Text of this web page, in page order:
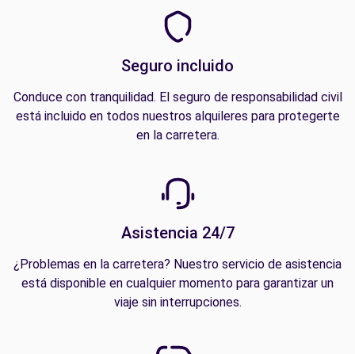
Seguro incluido
Conduce con tranquilidad. El seguro de responsabilidad civil
está incluido en todos nuestros alquileres para protegerte
en la carretera.
Asistencia 24/7
¿Problemas en la carretera? Nuestro servicio de asistencia
está disponible en cualquier momento para garantizar un
viaje sin interrupciones.